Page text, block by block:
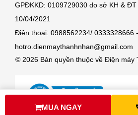
MUA NGAY
GPĐKKD: 0109729030 do sở KH & ĐT
10/04/2021
Điện thoại: 0988562234/ 0333328666
hotro.dienmaythanhnhan@gmail.com
© 2026 Bản quyền thuộc về Điện máy